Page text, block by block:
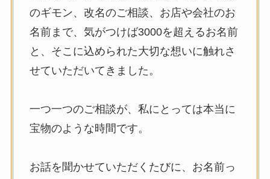
のギモン、改名のご相談、お店や会社のお
名前まで、気がつけば3000を超えるお名前
と、そこに込められた大切な想いに触れさ
せていただいてきました。
一つ一つのご相談が、私にとっては本当に
宝物のような時間です。
お話を聞かせていただくたびに、お名前っ